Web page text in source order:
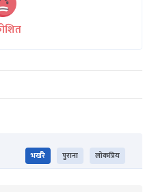
भर्खरै पुराना लोकप्रिय